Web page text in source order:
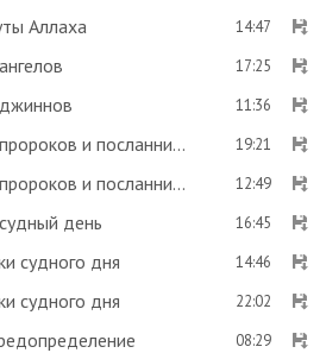
Аллаха 14:47
17:25
11:36
08 раздел 4.1 вера в пророков и посланников 19:21
09 раздел 4.2 вера в пророков и посланников 12:49
день 16:45
судного дня 14:46
судного дня 22:02
08:29